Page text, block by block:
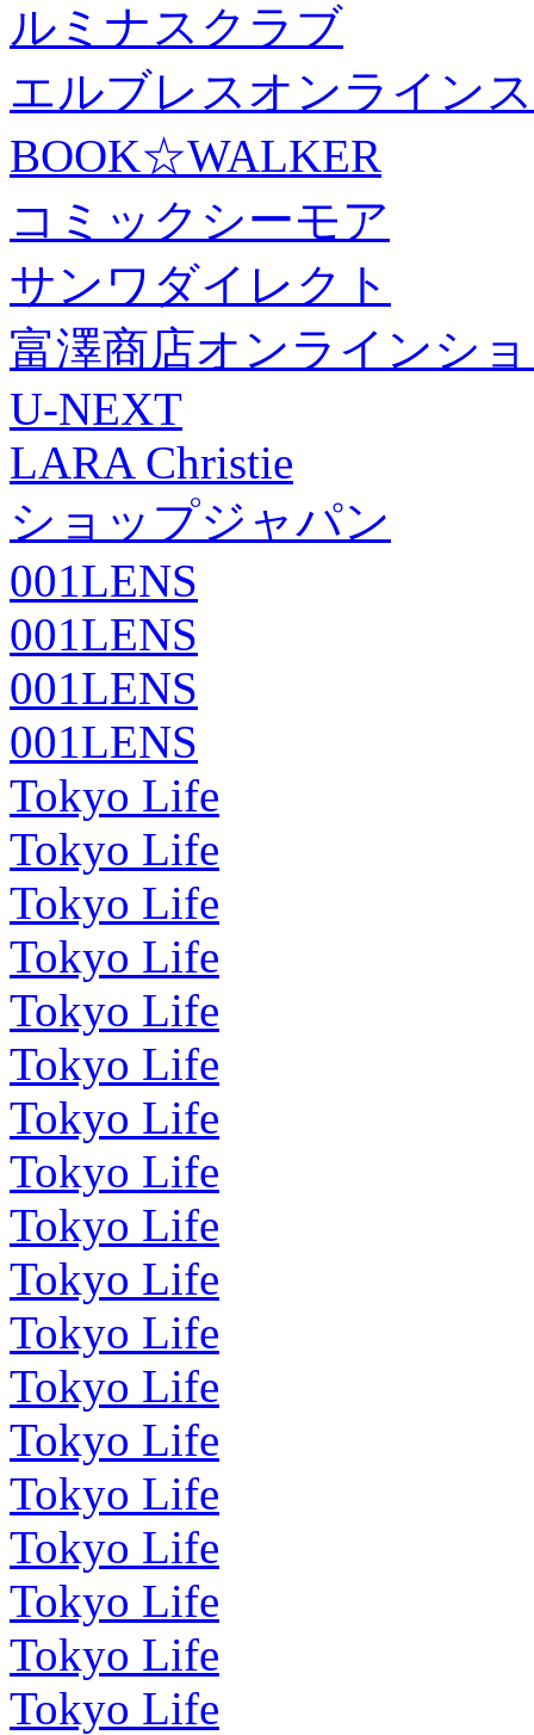
ルミナスクラブ
エルブレスオンライン
BOOK☆WALKER
コミックシーモア
サンワダイレクト
富澤商店オンラインシ
U-NEXT
LARA Christie
ショップジャパン
001LENS
001LENS
001LENS
001LENS
Tokyo Life
Tokyo Life
Tokyo Life
Tokyo Life
Tokyo Life
Tokyo Life
Tokyo Life
Tokyo Life
Tokyo Life
Tokyo Life
Tokyo Life
Tokyo Life
Tokyo Life
Tokyo Life
Tokyo Life
Tokyo Life
Tokyo Life
Tokyo Life